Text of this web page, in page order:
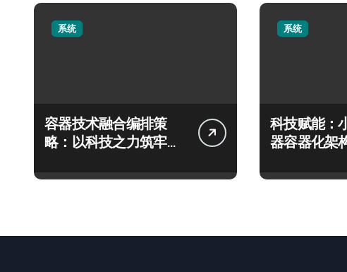
系统
容器技术融合编排策
略：以科技之力筑牢运
系统
科技赋能：
器容器化架